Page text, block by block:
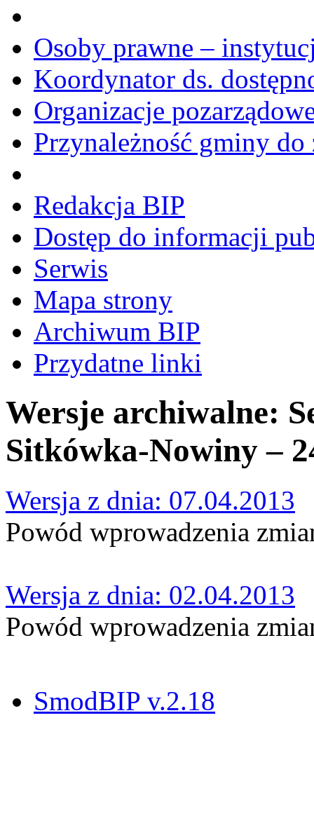
Osoby prawne –
Koordynator ds.
Organizacje
Przynależność gminy
Redakcja BIP
Dostęp do informacji
Serwis
Mapa strony
Archiwum BIP
Przydatne linki
Wersje archiwalne:
Sitkówka-Nowiny –
Wersja z dnia: 07.04.2013
Powód wprowadzenia
Wersja z dnia: 02.04.2013
Powód wprowadzenia
SmodBIP v.2.18